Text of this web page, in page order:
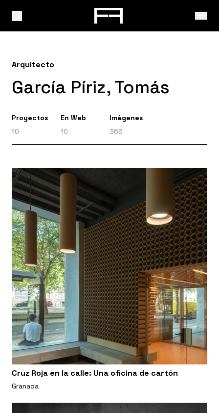
Arquitecto
García Píriz, Tomás
Proyectos
10
En Web
10
Imágenes
366
Cruz Roja en la calle: Una oficina de cartón
Granada